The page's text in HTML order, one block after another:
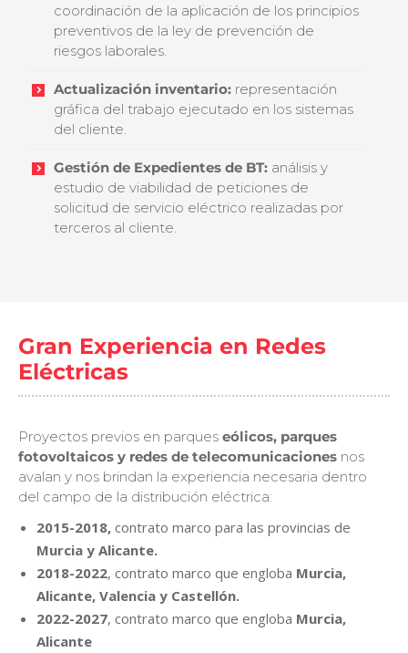
coordinación de la aplicación de los principios
preventivos de la ley de prevención de
riesgos laborales.
Actualización inventario: representación
gráfica del trabajo ejecutado en los sistemas
del cliente.
Gestión de Expedientes de BT: análisis y
estudio de viabilidad de peticiones de
solicitud de servicio eléctrico realizadas por
terceros al cliente.
Gran Experiencia en Redes
Eléctricas
Proyectos previos en parques eólicos, parques
fotovoltaicos y redes de telecomunicaciones nos
avalan y nos brindan la experiencia necesaria dentro
del campo de la distribución eléctrica:
2015-2018, contrato marco para las provincias de
Murcia y Alicante.
2018-2022, contrato marco que engloba Murcia,
Alicante, Valencia y Castellón.
2022-2027, contrato marco que engloba Murcia,
Alicante